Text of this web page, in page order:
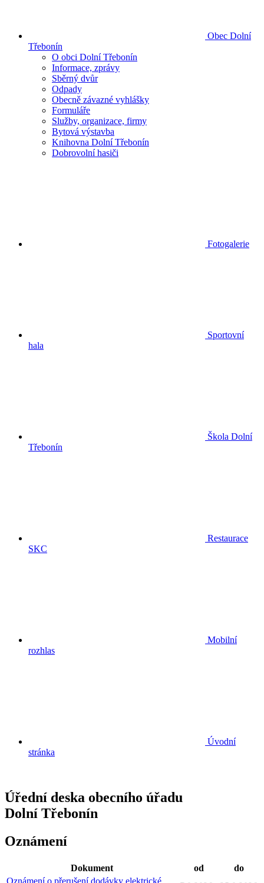
Obec Dolní
Třebonín
O obci Dolní Třebonín
Informace, zprávy
Sběrný dvůr
Odpady
Obecně závazné vyhlášky
Formuláře
Služby, organizace, firmy
Bytová výstavba
Knihovna Dolní Třebonín
Dobrovolní hasiči
Fotogalerie
Sportovní
hala
Škola Dolní
Třebonín
Restaurace
SKC
Mobilní
rozhlas
Úvodní
stránka
Úřední deska obecního úřadu
Dolní Třebonín
Oznámení
Dokument od
do
Oznámení o přerušení dodávky elektrické